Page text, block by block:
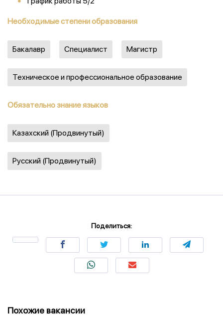
Необходимые степени образования
Бакалавр Специалист Магистр
Техническое и профессиональное образование
Обязательно знание языков
Казахский (Продвинутый)
Русский (Продвинутый)
Поделиться:
Похожие вакансии